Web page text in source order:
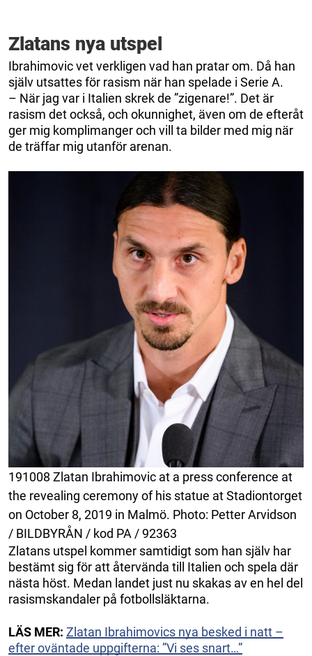
Zlatans nya utspel
Ibrahimovic vet verkligen vad han pratar om. Då han
själv utsattes för rasism när han spelade i Serie A.
– När jag var i Italien skrek de ”zigenare!”. Det är
rasism det också, och okunnighet, även om de efteråt
ger mig komplimanger och vill ta bilder med mig när
de träffar mig utanför arenan.
191008 Zlatan Ibrahimovic at a press conference at
the revealing ceremony of his statue at Stadiontorget
on October 8, 2019 in Malmö. Photo: Petter Arvidson
/ BILDBYRÅN / kod PA / 92363
Zlatans utspel kommer samtidigt som han själv har
bestämt sig för att återvända till Italien och spela där
nästa höst. Medan landet just nu skakas av en hel del
rasismskandaler på fotbollsläktarna.
LÄS MER: Zlatan Ibrahimovics nya besked i natt –
efter oväntade uppgifterna: ”Vi ses snart…”